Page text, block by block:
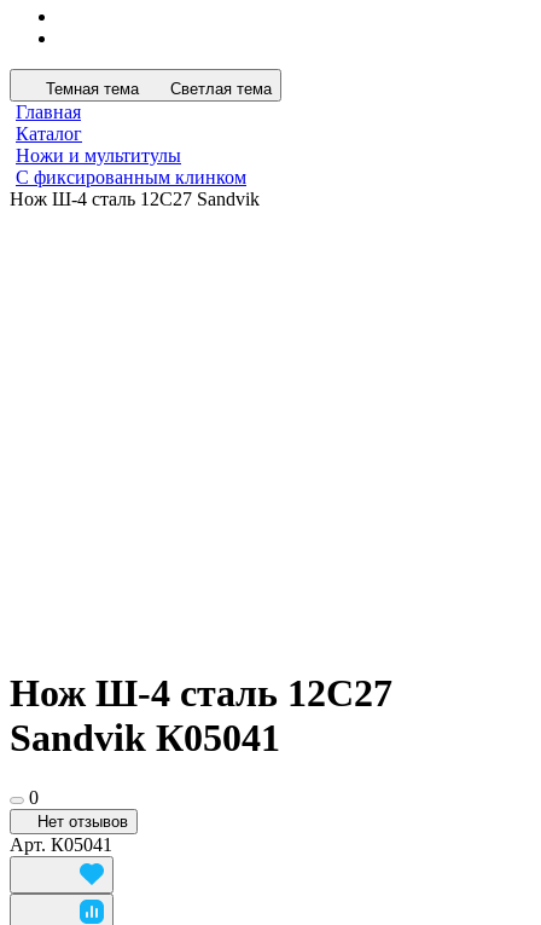
Темная тема Светлая тема
Главная
Каталог
Ножи и мультитулы
С фиксированным клинком
Нож Ш-4 сталь 12C27 Sandvik
Нож Ш-4 сталь 12C27
Sandvik К05041
0
Нет отзывов
Арт. К05041